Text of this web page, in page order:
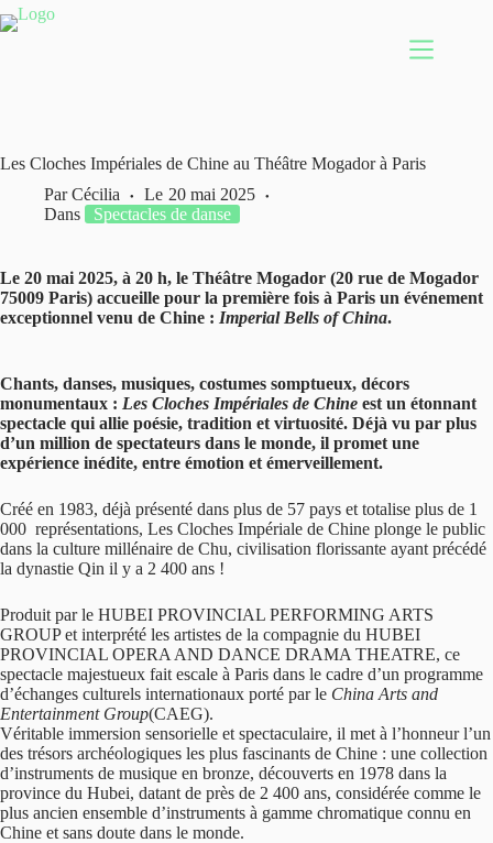
Passer
au
Les Cloches Impériales de Chine au Théâtre Mogador à Paris
Par Cécilia Le 20 mai 2025
Dans
Spectacles de danse
Le 20 mai 2025, à 20 h, le Théâtre Mogador (20 rue de Mogador
75009 Paris) accueille pour la première fois à Paris un événement
exceptionnel venu de Chine : Imperial Bells of China.
Chants, danses, musiques, costumes somptueux, décors
monumentaux : Les Cloches Impériales de Chine est un étonnant
spectacle qui allie poésie, tradition et virtuosité. Déjà vu par plus
d’un million de spectateurs dans le monde, il promet une
expérience inédite, entre émotion et émerveillement.
Créé en 1983, déjà présenté dans plus de 57 pays et totalise plus de 1
000 représentations, Les Cloches Impériale de Chine plonge le public
dans la culture millénaire de Chu, civilisation florissante ayant précédé
la dynastie Qin il y a 2 400 ans !
Produit par le HUBEI PROVINCIAL PERFORMING ARTS
GROUP et interprété les artistes de la compagnie du HUBEI
PROVINCIAL OPERA AND DANCE DRAMA THEATRE, ce
spectacle majestueux fait escale à Paris dans le cadre d’un programme
d’échanges culturels internationaux porté par le China Arts and
Entertainment Group(CAEG).
Véritable immersion sensorielle et spectaculaire, il met à l’honneur l’un
des trésors archéologiques les plus fascinants de Chine : une collection
d’instruments de musique en bronze, découverts en 1978 dans la
province du Hubei, datant de près de 2 400 ans, considérée comme le
plus ancien ensemble d’instruments à gamme chromatique connu en
Chine et sans doute dans le monde.